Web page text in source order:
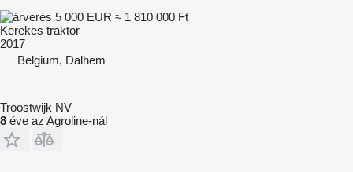
5 000 EUR ≈ 1 810 000 Ft
Kerekes traktor
2017
Belgium, Dalhem
Troostwijk NV
8 éve az Agroline-nál